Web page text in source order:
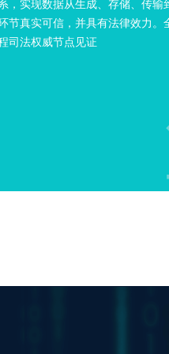
，实现数据从生成、存储、传输
节真实可信，并具有法律效力。
司法权威节点见证